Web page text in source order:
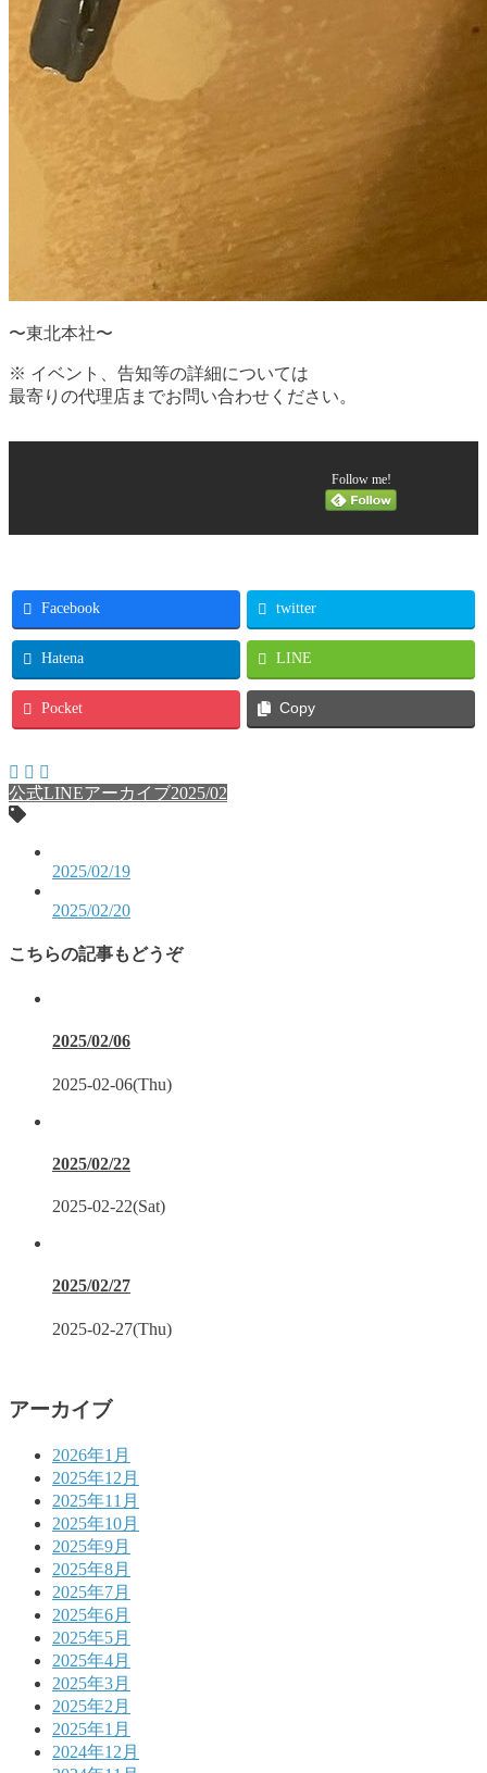
〜東北本社〜
※ イベント、告知等の詳細については
最寄りの代理店までお問い合わせください。
Follow me!
Facebook twitter
Hatena LINE
Pocket Copy
公式LINEアーカイブ2025/02
2025/02/19
2025/02/20
こちらの記事もどうぞ
2025/02/06
2025-02-06(Thu)
2025/02/22
2025-02-22(Sat)
2025/02/27
2025-02-27(Thu)
アーカイブ
2026年1月
2025年12月
2025年11月
2025年10月
2025年9月
2025年8月
2025年7月
2025年6月
2025年5月
2025年4月
2025年3月
2025年2月
2025年1月
2024年12月